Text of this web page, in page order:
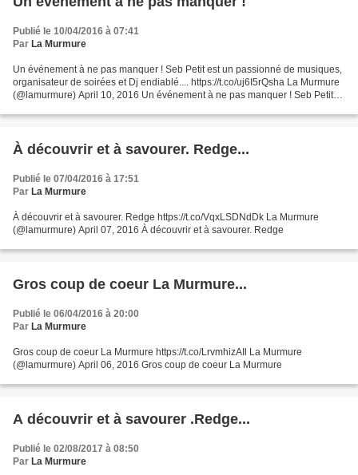
Publié le 10/04/2016 à 07:41
Par La Murmure
Un événement à ne pas manquer ! Seb Petit est un passionné de musiques,
organisateur de soirées et Dj endiablé.... https://t.co/uj6I5rQsha La Murmure
(@lamurmure) April 10, 2016 Un événement à ne pas manquer ! Seb Petit
À découvrir et à savourer. Redge...
Publié le 07/04/2016 à 17:51
Par La Murmure
À découvrir et à savourer. Redge https://t.co/VqxLSDNdDk La Murmure
(@lamurmure) April 07, 2016 À découvrir et à savourer. Redge
Gros coup de coeur La Murmure...
Publié le 06/04/2016 à 20:00
Par La Murmure
Gros coup de coeur La Murmure https://t.co/LrvmhizAIl La Murmure
(@lamurmure) April 06, 2016 Gros coup de coeur La Murmure
A découvrir et à savourer .Redge...
Publié le 02/08/2017 à 08:50
Par La Murmure